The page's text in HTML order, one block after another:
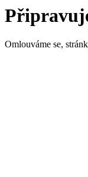
Omlouváme se,